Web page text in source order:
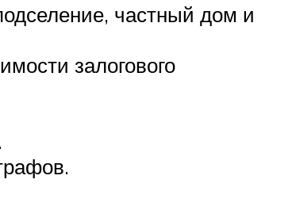
частный дом и
залогового